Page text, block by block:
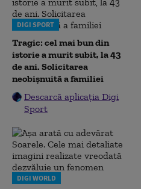
DIGI SPORT
Tragic: cel mai bun din
istorie a murit subit, la 43
de ani. Solicitarea
neobișnuită a familiei
Descarcă aplicația Digi
Sport
DIGI WORLD